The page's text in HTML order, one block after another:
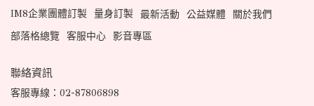
IM8企業團體訂製 量身訂製 最新活動 公益媒體
關於我們
部落格總覽 客服中心 影音專區
聯絡資訊
客服專線：02-87806898